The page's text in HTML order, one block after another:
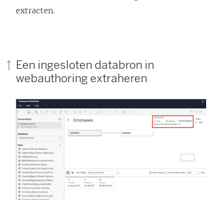
extracten.
Een ingesloten databron in
webauthoring extraheren